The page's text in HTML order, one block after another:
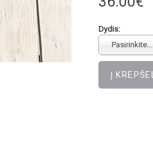
Dydis:
Pasirinkite...